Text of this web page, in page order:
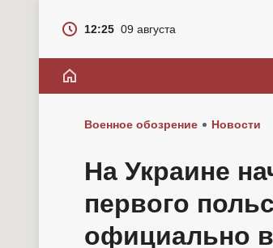
12:25 09 августа
Военное обозрение Новости
На Украине
первого
официально